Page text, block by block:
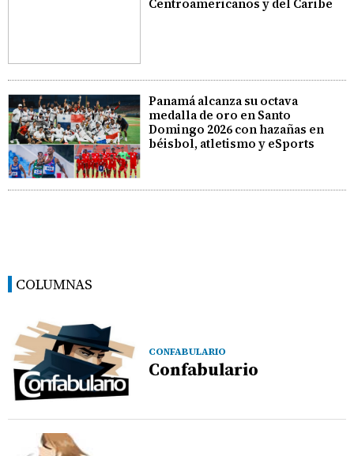
Centroamericanos y del Caribe
Panamá alcanza su octava
medalla de oro en Santo
Domingo 2026 con hazañas en
béisbol, atletismo y eSports
COLUMNAS
CONFABULARIO
Confabulario